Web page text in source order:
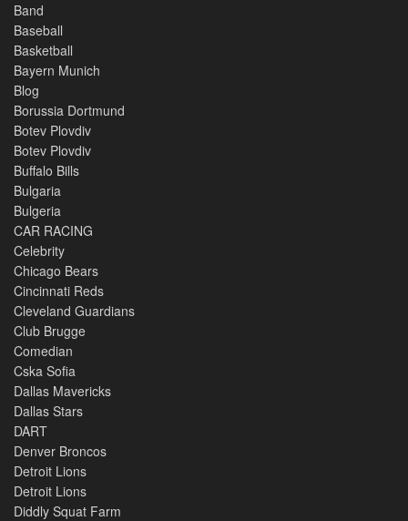
Band
Baseball
Basketball
Bayern Munich
Blog
Borussia Dortmund
Botev Plovdiv
Botev Plovdiv
Buffalo Bills
Bulgaria
Bulgeria
CAR RACING
Celebrity
Chicago Bears
Cincinnati Reds
Cleveland Guardians
Club Brugge
Comedian
Cska Sofia
Dallas Mavericks
Dallas Stars
DART
Denver Broncos
Detroit Lions
Detroit Lions
Diddly Squat Farm